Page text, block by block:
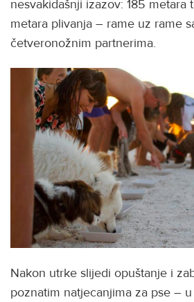
nesvakidašnji izazov: 185 metara
metara plivanja – rame uz rame
četveronožnim partnerima.
Nakon utrke slijedi opuštanje i
poznatim natjecanjima za pse –